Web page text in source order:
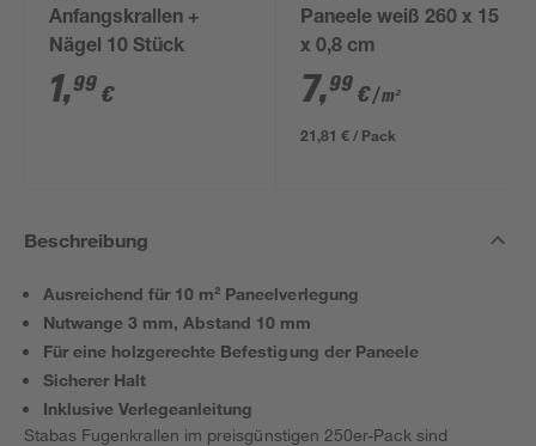
Anfangskrallen +
Nägel 10 Stück
1,99 €
Paneele weiß 260 x 15
x 0,8 cm
7,99 €/ m²
21,81 € / Pack
Beschreibung
Ausreichend für 10 m² Paneelverlegung
Nutwange 3 mm, Abstand 10 mm
Für eine holzgerechte Befestigung der Paneele
Sicherer Halt
Inklusive Verlegeanleitung
Stabas Fugenkrallen im preisgünstigen 250er-Pack sind